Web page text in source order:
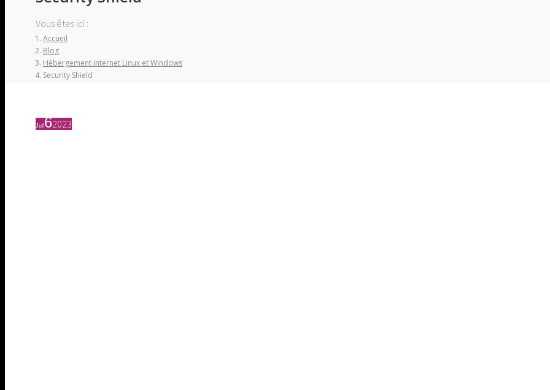
Vous êtes ici :
Accueil
Blog
Hébergement internet Linux et Windows
Security Shield
Juil 62023